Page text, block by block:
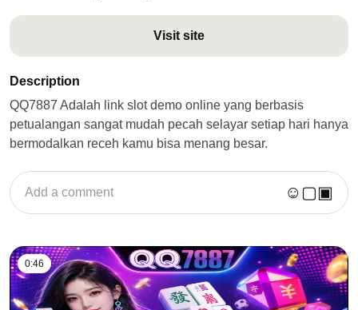
Visit site
Description
QQ7887 Adalah link slot demo online yang berbasis
petualangan sangat mudah pecah selayar setiap hari hanya
bermodalkan receh kamu bisa menang besar.
Add a comment ☺ ▢▣
0:46